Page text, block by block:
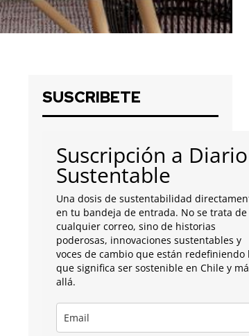
SUSCRIBETE
Suscripción a Diario
Sustentable
Una dosis de sustentabilidad
en tu bandeja de entrada. No se trata de
cualquier correo, sino de historias
poderosas, innovaciones sustentables y
voces de cambio que están redefiniendo
que significa ser sostenible en Chile y
allá.